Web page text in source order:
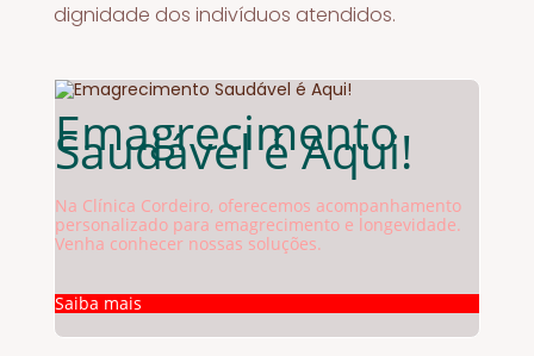
dignidade dos indivíduos atendidos.
Emagrecimento
Saudável é Aqui!
Na Clínica Cordeiro, oferecemos acompanhamento
personalizado para emagrecimento e longevidade.
Venha conhecer nossas soluções.
Saiba mais